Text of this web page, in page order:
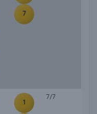
7
1
7/7